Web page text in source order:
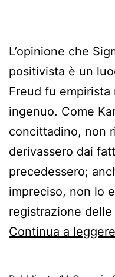
L’opinione che
positivista è un
Freud fu empirista
ingenuo. Come
concittadino, non
derivassero dai
precedessero;
impreciso, non lo
registrazione
Continua a leggere